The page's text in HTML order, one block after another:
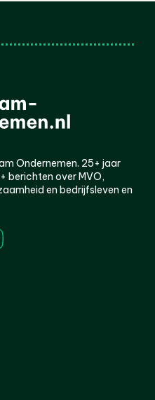
Ondernemen. 25+ jaar
berichten over MVO,
en bedrijfsleven en